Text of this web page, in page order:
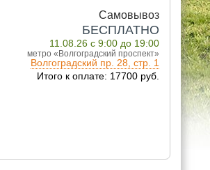
Самовывоз
БЕСПЛАТНО
11.08.26 с 9:00 до 19:00
метро «Волгоградский проспект»
Волгоградский пр. 28, стр. 1
Итого к оплате: 17700 руб.